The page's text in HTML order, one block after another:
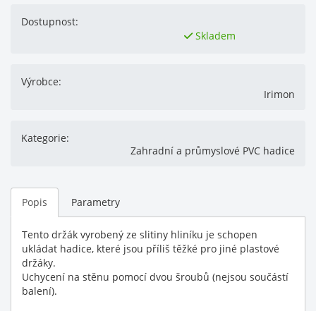
Dostupnost:
Skladem
Výrobce:
Irimon
Kategorie:
Zahradní a průmyslové PVC hadice
Popis Parametry
Tento držák vyrobený ze slitiny hliníku je schopen
ukládat hadice, které jsou příliš těžké pro jiné plastové
držáky.
Uchycení na stěnu pomocí dvou šroubů (nejsou součástí
balení).